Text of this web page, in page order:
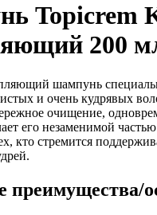
Topicrem
200
шампунь
и очень кудрявых
очищение,
его незаменимой
кто стремится